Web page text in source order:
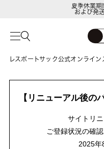
夏季休業期
および発
レスポートサック公式オンライン
【リニューアル後の
サイトリ
ご登録状況の確
2025年